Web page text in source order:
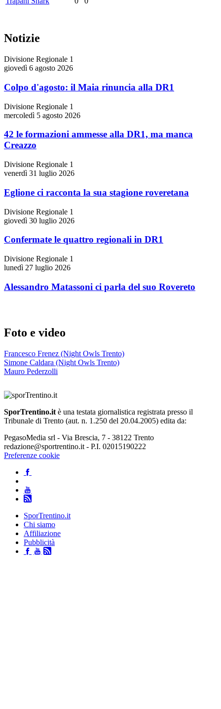
Notizie
Divisione Regionale 1
giovedì 6 agosto 2026
Colpo d'agosto: il Maia rinuncia alla DR1
Divisione Regionale 1
mercoledì 5 agosto 2026
42 le formazioni ammesse alla DR1, ma manca
Creazzo
Divisione Regionale 1
venerdì 31 luglio 2026
Eglione ci racconta la sua stagione roveretana
Divisione Regionale 1
giovedì 30 luglio 2026
Confermate le quattro regionali in DR1
Divisione Regionale 1
lunedì 27 luglio 2026
Alessandro Matassoni ci parla del suo Rovereto
Foto e video
Francesco Frenez (Night Owls Trento)
Simone Caldara (Night Owls Trento)
Mauro Pederzolli
SporTrentino.it è una testata giornalistica registrata presso il
Tribunale di Trento (aut. n. 1.250 del 20.04.2005) edita da:
PegasoMedia srl - Via Brescia, 7 - 38122 Trento
redazione@sportrentino.it - P.I. 02015190222
Preferenze cookie
SporTrentino.it
Chi siamo
Affiliazione
Pubblicità